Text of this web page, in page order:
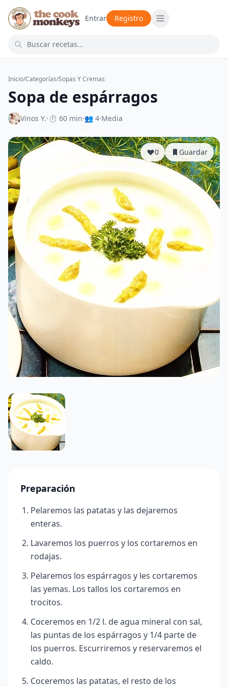
Entrar Registro
Inicio/Categorías/Sopas Y Cremas
Sopa de espárragos
Vinos Y.·⏱ 60 min·👥 4·Media
0 Guardar
Preparación
Pelaremos las patatas y las dejaremos
enteras.
Lavaremos los puerros y los cortaremos en
rodajas.
Pelaremos los espárragos y les cortaremos
las yemas. Los tallos los cortaremos en
trocitos.
Coceremos en 1/2 l. de agua mineral con sal,
las puntas de los espárragos y 1/4 parte de
los puerros. Escurriremos y reservaremos el
caldo.
Coceremos las patatas, el resto de los